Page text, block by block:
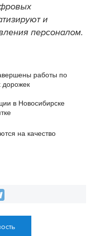
и
персоналом.
работы по
в Новосибирске
на качество